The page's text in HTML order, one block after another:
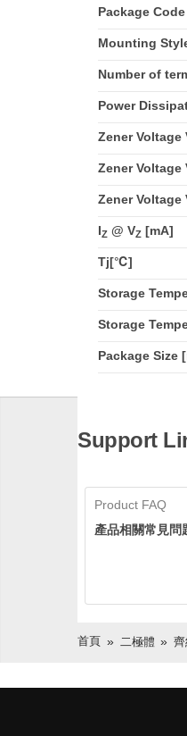
Package Code
Mounting
Number of
Power
Zener Voltage
Zener Voltage
Zener Voltage
IZ @ VZ [mA]
Tj[℃]
Storage
Storage
Package Size
Support
Product FAQ
產品相關常見問
首頁 二極體